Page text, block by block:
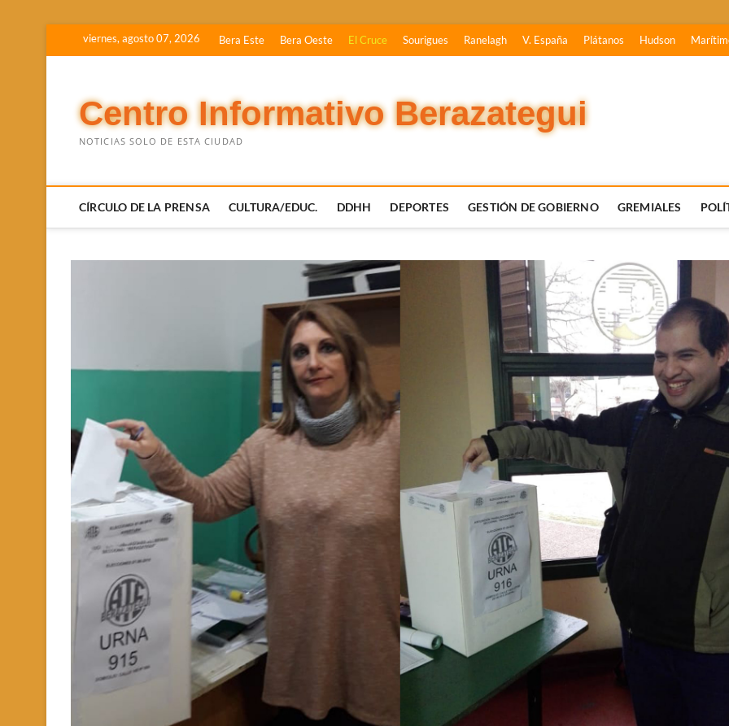
viernes, agosto 07, 2026 Bera Este Bera Oeste El Cruce Sourigues Ranelagh V. España Plátanos Hudson
Centro Informativo Berazategui
NOTICIAS SOLO DE ESTA CIUDAD
CÍRCULO DE LA PRENSA CULTURA/EDUC. DDHH DEPORTES GESTIÓN DE GOBIERNO GREMIALES